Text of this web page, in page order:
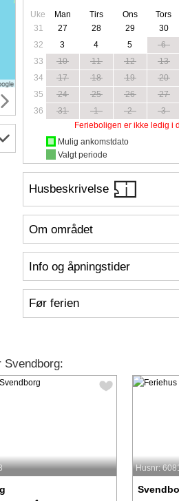
Uke Man Tirs Ons Tors
31
27 28 29 30
32
3 4 5 6
33
10 11 12 13
34
17 18 19 20
35
24 25 26 27
36
31 1 2 3
Ferieboligen er ikke ledig i
Mulig ankomstdato
Valgt periode
Husbeskrivelse
Om området
Info og åpningstider
Før ferien
Svendborg:
Husnr: